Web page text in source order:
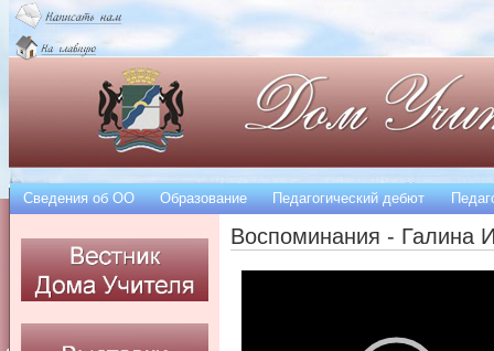
Воспоминания - Галина
Сведения об OO Образование Педагогический дебют